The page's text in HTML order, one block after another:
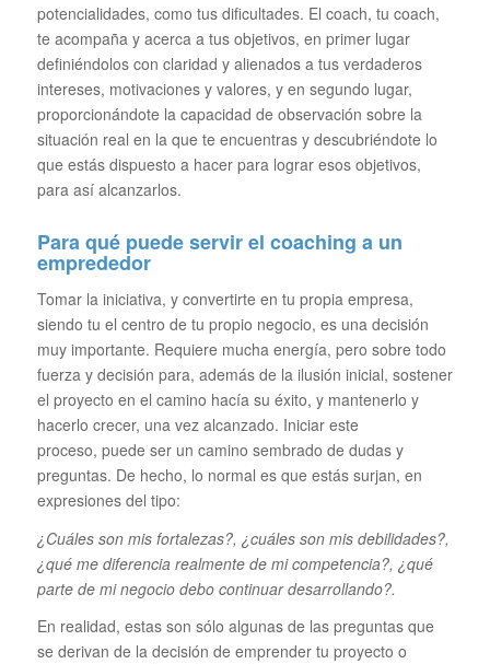
potencialidades, como tus dificultades. El coach, tu coach,
te acompaña y acerca a tus objetivos, en primer lugar
definiéndolos con claridad y alienados a tus verdaderos
intereses, motivaciones y valores, y en segundo lugar,
proporcionándote la capacidad de observación sobre la
situación real en la que te encuentras y descubriéndote lo
que estás dispuesto a hacer para lograr esos objetivos,
para así alcanzarlos.
Para qué puede servir el coaching a un
emprededor
Tomar la iniciativa, y convertirte en tu propia empresa,
siendo tu el centro de tu propio negocio, es una decisión
muy importante. Requiere mucha energía, pero sobre todo
fuerza y decisión para, además de la ilusión inicial, sostener
el proyecto en el camino hacía su éxito, y mantenerlo y
hacerlo crecer, una vez alcanzado. Iniciar este
proceso, puede ser un camino sembrado de dudas y
preguntas. De hecho, lo normal es que estás surjan, en
expresiones del tipo:
¿Cuáles son mis fortalezas?, ¿cuáles son mis debilidades?,
¿qué me diferencia realmente de mi competencia?, ¿qué
parte de mi negocio debo continuar desarrollando?.
En realidad, estas son sólo algunas de las preguntas que
se derivan de la decisión de emprender tu proyecto o